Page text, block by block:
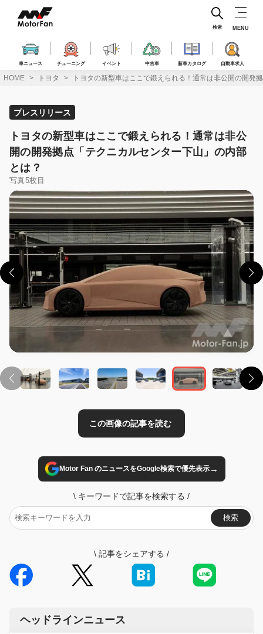
ス
車ニュース チューニング イベント 中古車 新車カタログ 自動車求人
検索 MENU
HOME トヨタ トヨタの新型車はここで鍛えられる！通常は非公開の開発
プレスリリース
トヨタの新型車はここで鍛えられる！通常は非公
開の開発拠点「テクニカルセンター下山」の内部
とは？
写真5枚目
この画像の記事を読む
Motor Fan のニュースをGoogle検索で優先表示→
\ キーワードで記事を検索する /
検索
\ 記事をシェアする /
ヘッドラインニュース